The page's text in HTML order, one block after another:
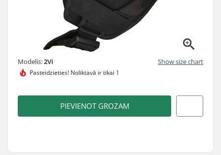
Modelis:2Vi Show size chart
Pasteidzieties! Noliktavā ir tikai 1
PIEVIENOT GROZAM